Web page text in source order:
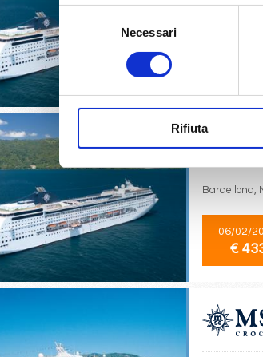
del
consenso
Necessari
Rifiuta
Barcellona,
06/02/
€